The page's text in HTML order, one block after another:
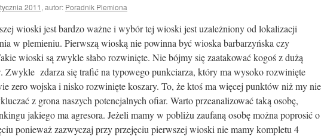
2011 , autor: Poradnik Plemiona
wioski jest bardzo ważne i wybór tej wioski jest uzależniony od lokalizacji
w plemieniu. Pierwszą wioską nie powinna być wioska barbarzyńska czy
wioski są zwykle słabo rozwinięte. Nie bójmy się zaatakować kogoś z dużą
Zwykle zdarza się trafić na typowego punkciarza, który ma wysoko rozwinięte
zero wojska i nisko rozwinięte koszary. To, że ktoś ma więcej punktów niż my nie
z grona naszych potencjalnych ofiar. Warto przeanalizować taką osobę,
jakiego ma agresora. Jeżeli mamy w pobliżu zaufaną osobę można poprosić o
ponieważ zazwyczaj przy przejęciu pierwszej wioski nie mamy kompletu 4